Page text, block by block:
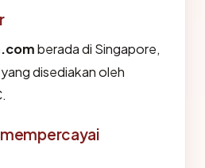
berada di Singapore,
disediakan oleh
mempercayai